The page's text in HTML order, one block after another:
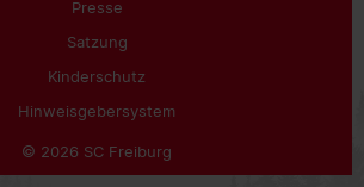
Presse
Satzung
Kinderschutz
Hinweisgebersystem
© 2026 SC Freiburg